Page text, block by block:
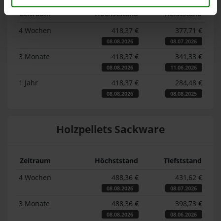
Zeitraum Höchststand
Tiefststand
4 Wochen
418,37 €
08.08.2026
377,71 €
08.07.2026
3 Monate 418,37 €
08.08.2026
341,33 €
11.06.2026
1 Jahr 418,37 €
08.08.2026
284,48 €
08.08.2025
Holzpellets Sackware
Zeitraum Höchststand
Tiefststand
4 Wochen
488,36 €
08.08.2026
431,62 €
08.07.2026
3 Monate 488,36 €
08.08.2026
398,73 €
08.06.2026